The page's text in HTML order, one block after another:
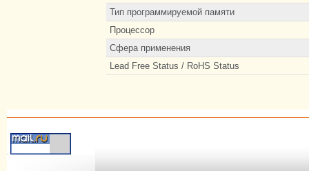
Тип программируемой памяти
Процессор
Сфера применения
Lead Free Status / RoHS Status